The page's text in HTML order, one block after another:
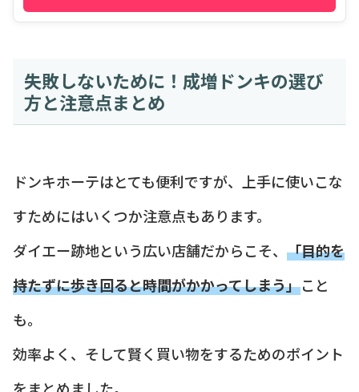
失敗しないために！成増ドンキの選び
方と注意点まとめ
ドンキホーテはとても便利ですが、上手に使いこな
すためにはいくつか注意点もあります。
ダイエー跡地という広い店舗だからこそ、 「目的を
持たずに歩き回ると時間がかかってしまう」こと
も。
効率よく、そして賢く買い物をするためのポイント